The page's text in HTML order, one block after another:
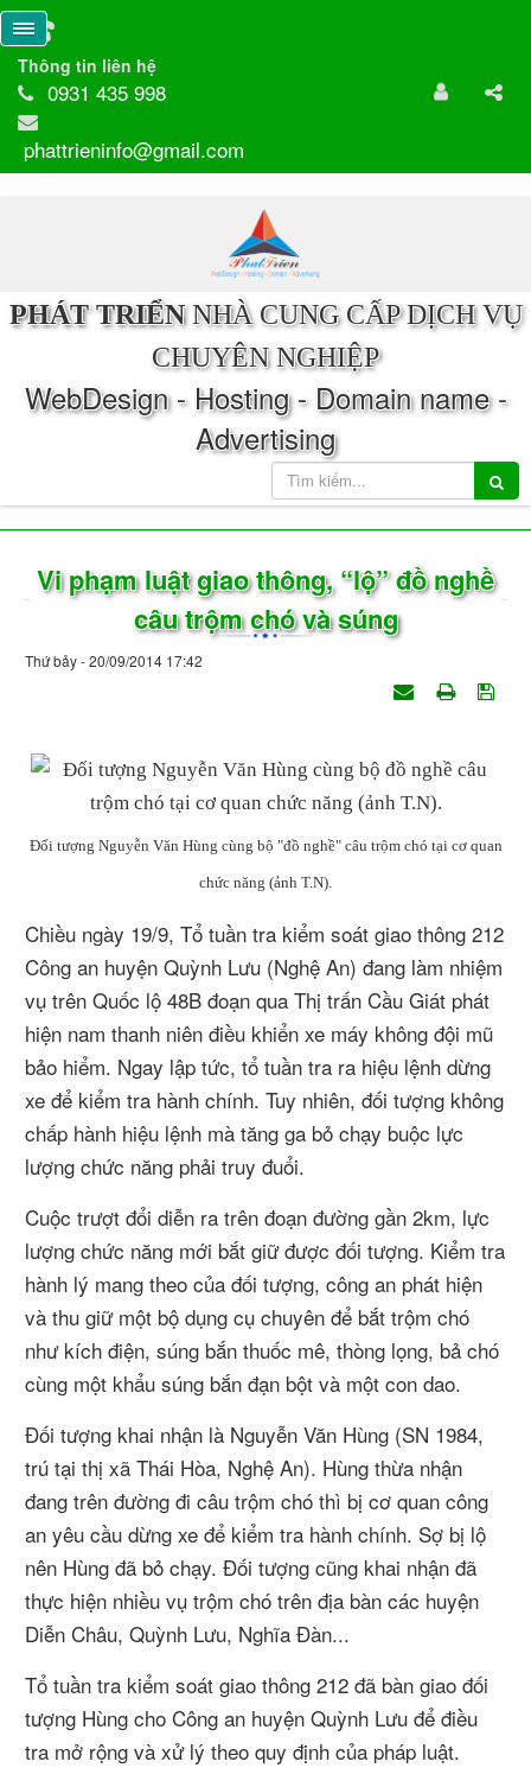
Thông tin liên hệ
0931 435 998
phattrieninfo@gmail.com
PHÁT TRIỂNNHÀ CUNG CẤP DỊCH VỤ
CHUYÊN NGHIỆP
WebDesign - Hosting - Domain name -
Advertising
Vi phạm luật giao thông, “lộ” đồ nghề
câu trộm chó và súng
Thứ bảy - 20/09/2014 17:42
Đối tượng Nguyễn Văn Hùng cùng bộ "đồ nghề" câu trộm chó tại cơ quan
chức năng (ảnh T.N).
Chiều ngày 19/9, Tổ tuần tra kiểm soát giao thông 212
Công an huyện Quỳnh Lưu (Nghệ An) đang làm nhiệm
vụ trên Quốc lộ 48B đoạn qua Thị trấn Cầu Giát phát
hiện nam thanh niên điều khiển xe máy không đội mũ
bảo hiểm. Ngay lập tức, tổ tuần tra ra hiệu lệnh dừng
xe để kiểm tra hành chính. Tuy nhiên, đối tượng không
chấp hành hiệu lệnh mà tăng ga bỏ chạy buộc lực
lượng chức năng phải truy đuổi.
Cuộc trượt đổi diễn ra trên đoạn đường gần 2km, lực
lượng chức năng mới bắt giữ được đối tượng. Kiểm tra
hành lý mang theo của đối tượng, công an phát hiện
và thu giữ một bộ dụng cụ chuyên để bắt trộm chó
như kích điện, súng bắn thuốc mê, thòng lọng, bả chó
cùng một khẩu súng bắn đạn bột và một con dao.
Đối tượng khai nhận là Nguyễn Văn Hùng (SN 1984,
trú tại thị xã Thái Hòa, Nghệ An). Hùng thừa nhận
đang trên đường đi câu trộm chó thì bị cơ quan công
an yêu cầu dừng xe để kiểm tra hành chính. Sợ bị lộ
nên Hùng đã bỏ chạy. Đối tượng cũng khai nhận đã
thực hiện nhiều vụ trộm chó trên địa bàn các huyện
Diễn Châu, Quỳnh Lưu, Nghĩa Đàn...
Tổ tuần tra kiểm soát giao thông 212 đã bàn giao đối
tượng Hùng cho Công an huyện Quỳnh Lưu để điều
tra mở rộng và xử lý theo quy định của pháp luật.